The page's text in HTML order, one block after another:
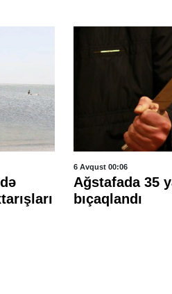
6 Avqust 00:06
Ağstafada 35
bıçaqlandı